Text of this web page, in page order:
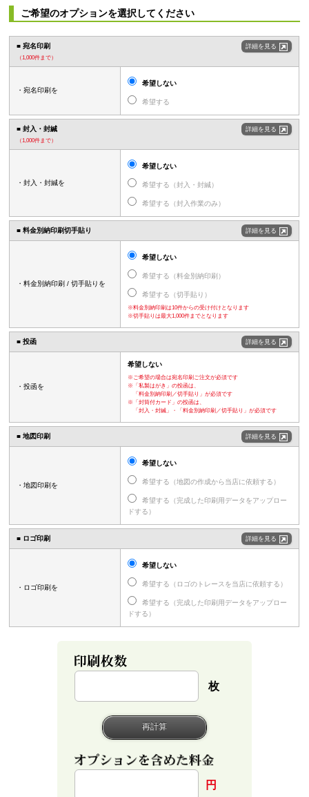
ご希望のオプションを選択してください
■ 宛名印刷
（1,000件まで）
詳細を見る
・宛名印刷を
希望しない
希望する
■ 封入・封緘
（1,000件まで）
詳細を見る
・封入・封緘を
希望しない
希望する（封入・封緘）
希望する（封入作業のみ）
■ 料金別納印刷切手貼り 詳細を見る
・料金別納印刷 / 切手貼りを
希望しない
希望する（料金別納印刷）
希望する（切手貼り）
※料金別納印刷は10件からの受け付けとなります
※切手貼りは最大1,000件までとなります
■ 投函 詳細を見る
・投函を
希望しない
※ご希望の場合は宛名印刷ご注文が必須です
※「私製はがき」の投函は、
「料金別納印刷／切手貼り」が必須です
※「封筒付カード」の投函は、
「封入・封緘」・「料金別納印刷／切手貼り」が必須です
■ 地図印刷 詳細を見る
・地図印刷を
希望しない
希望する（地図の作成から当店に依頼する）
希望する（完成した印刷用データをアップロー
ドする）
■ ロゴ印刷 詳細を見る
・ロゴ印刷を
希望しない
希望する（ロゴのトレースを当店に依頼する）
希望する（完成した印刷用データをアップロー
ドする）
枚
円